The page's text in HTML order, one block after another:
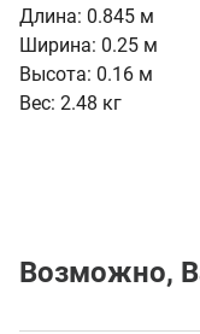
Длина: 0.845 м
Ширина: 0.25 м
Высота: 0.16 м
Вес: 2.48 кг
Возможно,